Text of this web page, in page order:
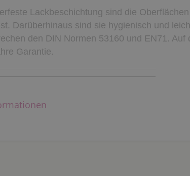
Lackbeschichtung sind die
Darüberhinaus sind sie hygienisch und
den DIN Normen 53160 und EN71. Auf
Garantie.